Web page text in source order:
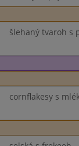
šlehaný tvaroh s
cornflakesy s